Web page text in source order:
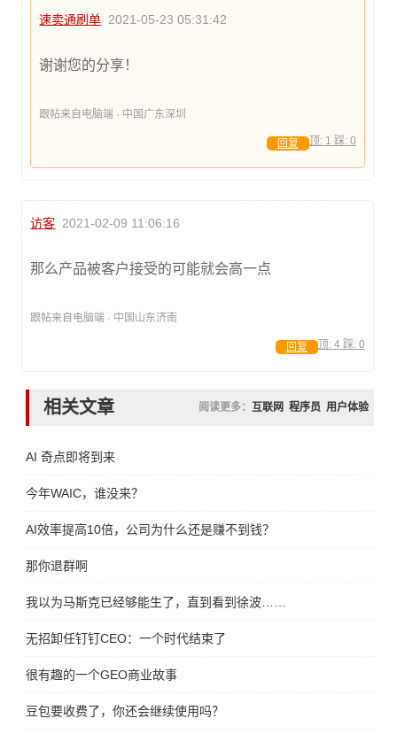
速卖通刷单 2021-05-23 05:31:42
谢谢您的分享！
跟帖来自电脑端 · 中国广东深圳
顶: 1 踩: 0
回复
访客 2021-02-09 11:06:16
那么产品被客户接受的可能就会高一点
跟帖来自电脑端 · 中国山东济南
顶: 4 踩: 0
回复
相关文章 阅读更多： 互联网 程序员 用户体验
AI 奇点即将到来
今年WAIC，谁没来？
AI效率提高10倍，公司为什么还是赚不到钱？
那你退群啊
我以为马斯克已经够能生了，直到看到徐波……
无招卸任钉钉CEO：一个时代结束了
很有趣的一个GEO商业故事
豆包要收费了，你还会继续使用吗？